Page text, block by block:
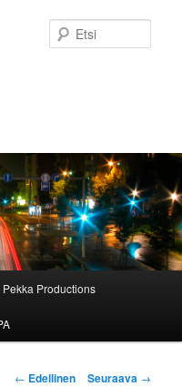
Pekka Productions
Artikkelien
← Edellinen Seuraava →